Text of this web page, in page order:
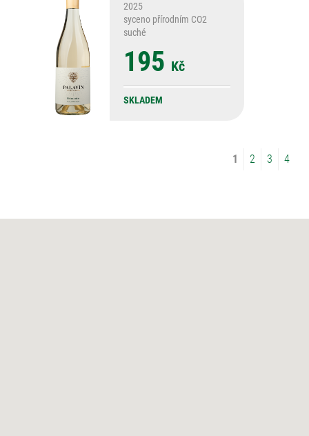
2025
syceno přírodním CO2
suché
195 Kč
SKLADEM
1 2 3 4